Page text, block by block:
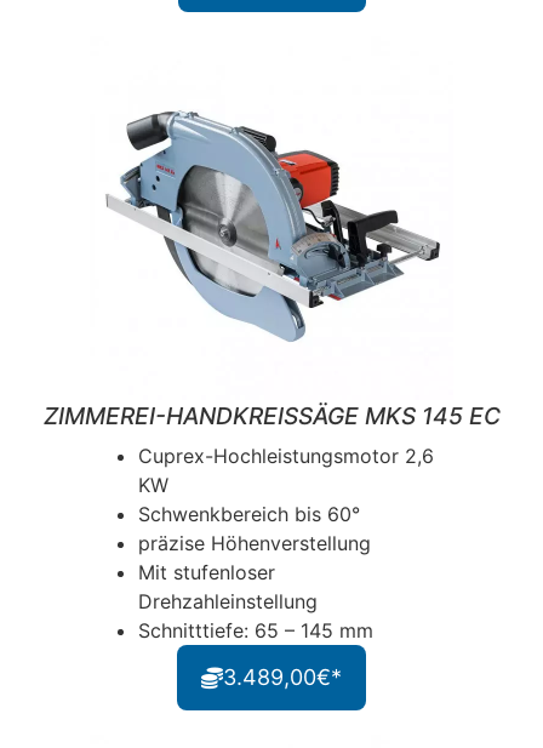
ZIMMEREI-HANDKREISSÄGE MKS 145 EC
Cuprex-Hochleistungsmotor 2,6
KW
Schwenkbereich bis 60°
präzise Höhenverstellung
Mit stufenloser
Drehzahleinstellung
Schnitttiefe: 65 – 145 mm
3.489,00€*